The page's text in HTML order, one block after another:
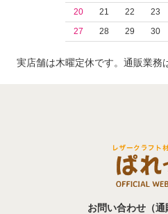
20
21 22 23
27
28 29 30
実店舗は木曜定休です。通販業務
お問い合わせ（通